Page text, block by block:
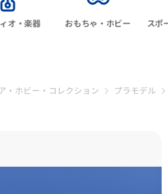
オ・楽器 おもちゃ・ホビー スポ
・ホビー・コレクション プラモデル